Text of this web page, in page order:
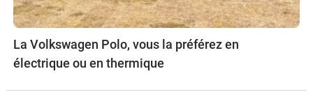
La Volkswagen Polo, vous la préférez en
électrique ou en thermique